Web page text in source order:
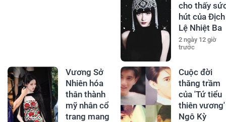
cho thấy
hút của Địch
Lệ Nhiệt Ba
2 ngày 12 giờ
trước
Vương Sở
Nhiên hóa
thân thành
mỹ nhân cổ
trang mang
Cuộc đời
thăng trầm
của 'Tứ tiểu
thiên vương'
Ngô Kỳ